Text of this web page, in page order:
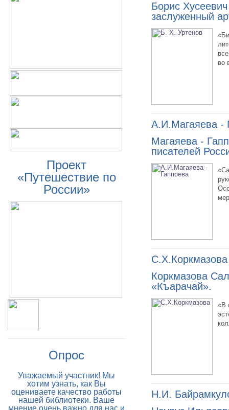
Проект
«Путешествие по
России»
Опрос
Уважаемый участник! Мы
хотим узнать, как Вы
оцениваете качество работы
нашей библиотеки. Ваше
мнение очень важно для нас и
Борис
заслуженный
во
А.И.Магаяева -
Магаяева -
писателей
С.Х.Коркмазова
Коркмазова
«Къарачай».
«В
Н.И.